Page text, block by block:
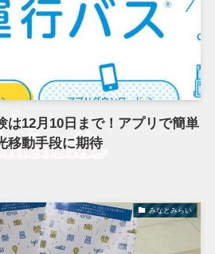
は12月10日まで！アプリで簡単
移動手段に期待
みなとみらい